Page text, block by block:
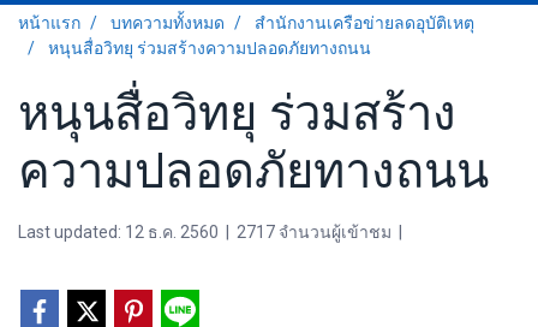
หน้าแรก บทความทั้งหมด
สำนักงานเครือข่ายลดอุบัติเหตุ
หนุนสื่อวิทยุ ร่วมสร้างความปลอดภัยทางถนน
หนุนสื่อวิทยุ ร่วมสร้าง
ความปลอดภัยทางถนน
Last updated: 12 ธ.ค. 2560 2717 จำนวนผู้เข้าชม